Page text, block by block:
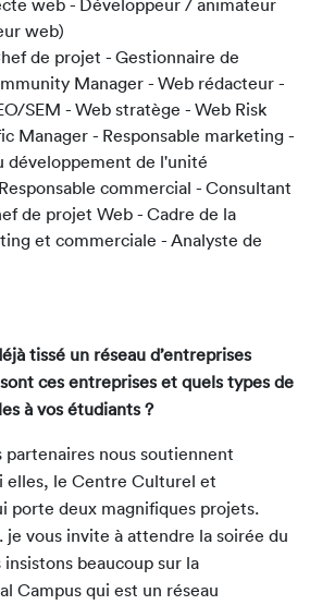
web - Développeur / animateur
web)
de projet - Gestionnaire de
Manager - Web rédacteur -
SEM - Web stratège - Web Risk
Manager - Responsable marketing -
développement de l'unité
commercial - Consultant
de projet Web - Cadre de la
et commerciale - Analyste de
tissé un réseau d’entreprises
ces entreprises et quels types de
à vos étudiants ?
partenaires nous soutiennent
elles, le Centre Culturel et
porte deux magnifiques projets.
je vous invite à attendre la soirée du
beaucoup sur la
Campus qui est un réseau